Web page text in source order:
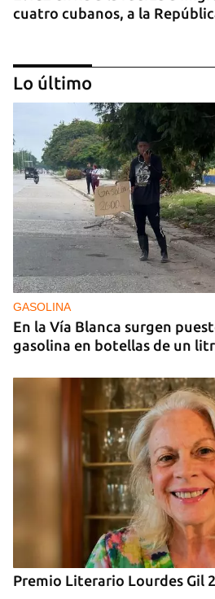
cuatro cubanos, a la
GUERRA
Ucrania ataca otro centro
ruso, esta vez en los Urales
Lo último
GASOLINA
En la Vía Blanca surgen
gasolina en botellas de un
Premio Literario Lourdes Gil